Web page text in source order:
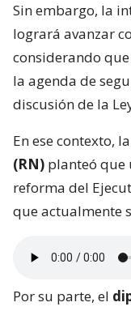
Sin embargo, la
logrará avanzar
considerando
la agenda de
discusión de la
En ese contexto, la
(RN) planteó que
reforma del
que actualmente
Por su parte, el